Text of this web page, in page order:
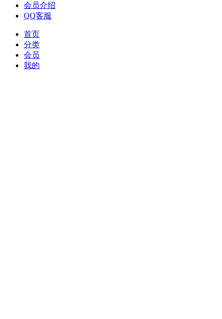
会员介绍
QQ客服
首页
分类
会员
我的